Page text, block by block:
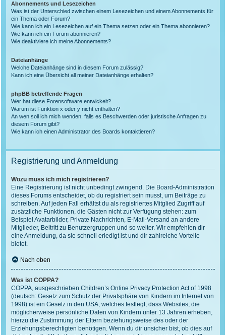
Abonnements und Lesezeichen
Was ist der Unterschied zwischen einem Lesezeichen und einem Abonnements für
ein Thema oder Forum?
Wie kann ich ein Lesezeichen auf ein Thema setzen oder ein Thema abonnieren?
Wie kann ich ein Forum abonnieren?
Wie deaktiviere ich meine Abonnements?
Dateianhänge
Welche Dateianhänge sind in diesem Forum zulässig?
Kann ich eine Übersicht all meiner Dateianhänge erhalten?
phpBB betreffende Fragen
Wer hat diese Forensoftware entwickelt?
Warum ist Funktion x oder y nicht enthalten?
An wen soll ich mich wenden, falls es Beschwerden oder juristische Anfragen zu
diesem Forum gibt?
Wie kann ich einen Administrator des Boards kontaktieren?
Registrierung und Anmeldung
Wozu muss ich mich registrieren?
Eine Registrierung ist nicht unbedingt zwingend. Die Board-Administration
dieses Forums entscheidet, ob du registriert sein musst, um Beiträge zu
schreiben. Auf jeden Fall erhältst du als registriertes Mitglied Zugriff auf
zusätzliche Funktionen, die Gästen nicht zur Verfügung stehen: zum
Beispiel Avatarbilder, Private Nachrichten, E-Mail-Versand an andere
Mitglieder, Beitritt zu Benutzergruppen und so weiter. Wir empfehlen dir
eine Anmeldung, da sie schnell erledigt ist und dir zahlreiche Vorteile
bietet.
Nach oben
Was ist COPPA?
COPPA, ausgeschrieben Children’s Online Privacy Protection Act of 1998
(deutsch: Gesetz zum Schutz der Privatsphäre von Kindern im Internet von
1998) ist ein Gesetz in den USA, welches festlegt, dass Websites, die
möglicherweise persönliche Daten von Kindern unter 13 Jahren erheben,
hierzu die Zustimmung der Eltern beziehungsweise des oder der
Erziehungsberechtigten benötigen. Wenn du dir unsicher bist, ob dies auf